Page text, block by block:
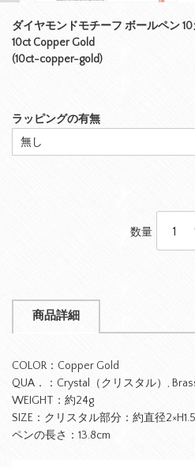
ダイヤモンドモチーフ ボールペン
10ct Copper Gold
(10ct-copper-gold)
ラッピングの有無
数量
商品詳細
COLOR：Copper Gold
QUA．：Crystal（クリスタル）,
WEIGHT：約24g
SIZE：クリスタル部分：約直径
ペンの長さ：13.8cm